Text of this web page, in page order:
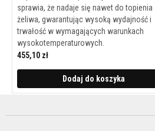
Sznury
izolacji
cieplnej
Wysokotemperaturowe
techniczne
Nici
sprawia, że nadaje się nawet do topienia
żeliwa, gwarantując wysoką wydajność i
trwałość w wymagających warunkach
wysokotemperaturowych.
455,10 zł
Dodaj do koszyka